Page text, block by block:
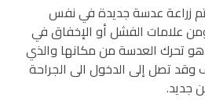
زراعة عدسة جديدة في نفس
علامات الفشل أو الإخفاق في
هو تحرك العدسة من مكانها والذي
وقد تصل إلى الدخول الى الجراحة
جديد.